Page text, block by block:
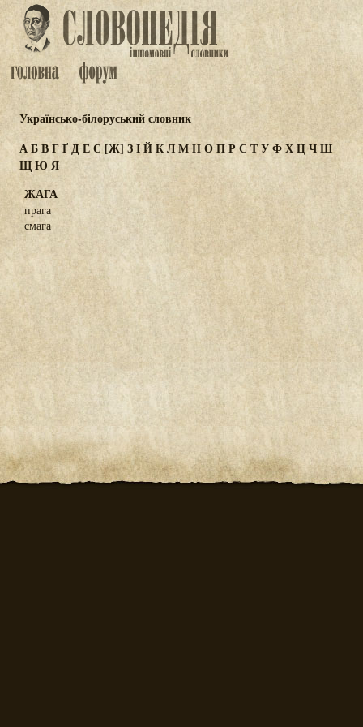
Українсько-білоруський словник
АБВГҐДЕЄ [Ж]ЗІЙКЛМНОПР С ТУФХЦЧШ
ЩЮ Я
ЖАГА
прага
смага